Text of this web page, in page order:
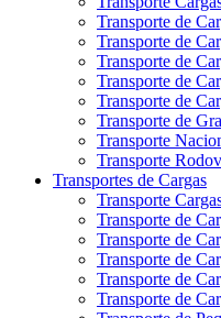
Transporte de
Transporte de
Transporte de
Transporte de
Transporte de
Transporte de
Transporte
Transporte
Transportes de Cargas
Transporte
Transporte de
Transporte de
Transporte de
Transporte de
Transporte de